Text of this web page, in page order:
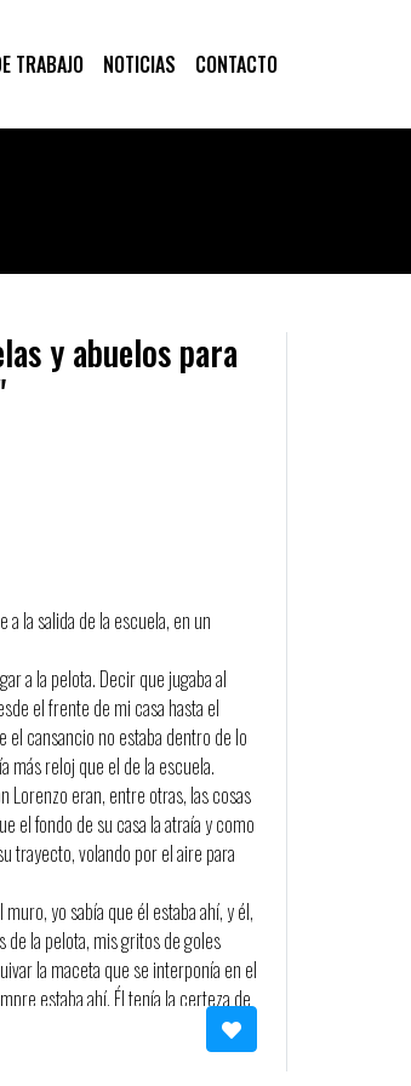
TRABAJO NOTICIAS CONTACTO
y abuelos para
la salida de la escuela, en un
a la pelota. Decir que jugaba al
el frente de mi casa hasta el
el cansancio no estaba dentro de lo
más reloj que el de la escuela.
Lorenzo eran, entre otras, las cosas
el fondo de su casa la atraía y como
trayecto, volando por el aire para
yo sabía que él estaba ahí, y él,
de la pelota, mis gritos de goles
la maceta que se interponía en el
estaba ahí. Él tenía la certeza de
justo cuando mi pelota obedecía
caía a sus pies. Quedaba entonces